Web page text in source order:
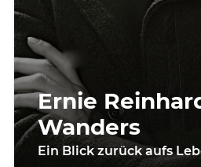
Ernie
Wanders
Ein Blick zurück aufs